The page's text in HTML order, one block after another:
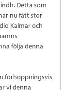
Detta som
nu fått stor
Kalmar och
följa denna
förhoppningsvis
vi denna